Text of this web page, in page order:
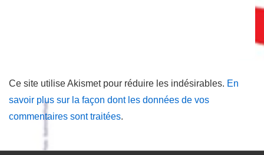
Ce site utilise Akismet pour réduire les indésirables. En
savoir plus sur la façon dont les données de vos
commentaires sont traitées.